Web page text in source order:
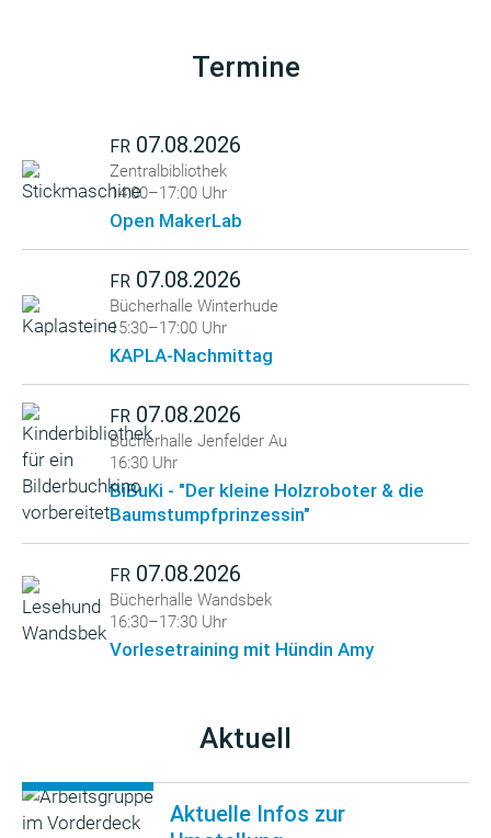
Termine
FR 07.08.2026
Zentralbibliothek
14:00–17:00 Uhr
Open MakerLab
FR 07.08.2026
Bücherhalle Winterhude
15:30–17:00 Uhr
KAPLA-Nachmittag
FR 07.08.2026
Bücherhalle Jenfelder Au
16:30 Uhr
BiBuKi - "Der kleine Holzroboter & die
Baumstumpfprinzessin"
FR 07.08.2026
Bücherhalle Wandsbek
16:30–17:30 Uhr
Vorlesetraining mit Hündin Amy
Aktuell
Aktuelle Infos zur